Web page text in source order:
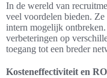
In de wereld van
veel voordelen bieden.
intern mogelijk
verbeteringen op
toegang tot een breder
Kosteneffectiviteit en